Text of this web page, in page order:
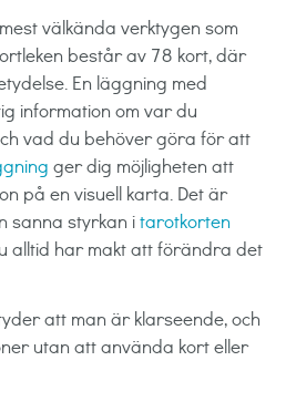
välkända verktygen som
består av 78 kort, där
En läggning med
information om var du
vad du behöver göra för att
ger dig möjligheten att
på en visuell karta. Det är
sanna styrkan itarotkorten
alltid har makt att förändra det
att man är klarseende, och
utan att använda kort eller